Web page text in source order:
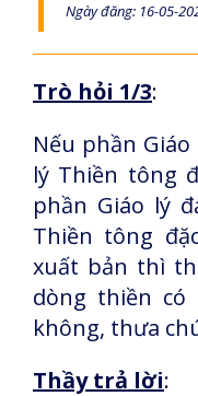
Ngày đăng: 16-05-
Trò hỏi 1/3:
Nếu phần
lý Thiền tông
phần Giáo lý
Thiền tông
xuất bản thì
dòng thiền
không, thưa
Thầy trả lời: